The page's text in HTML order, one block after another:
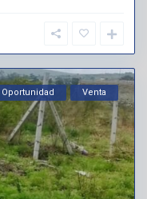
Oportunidad Venta